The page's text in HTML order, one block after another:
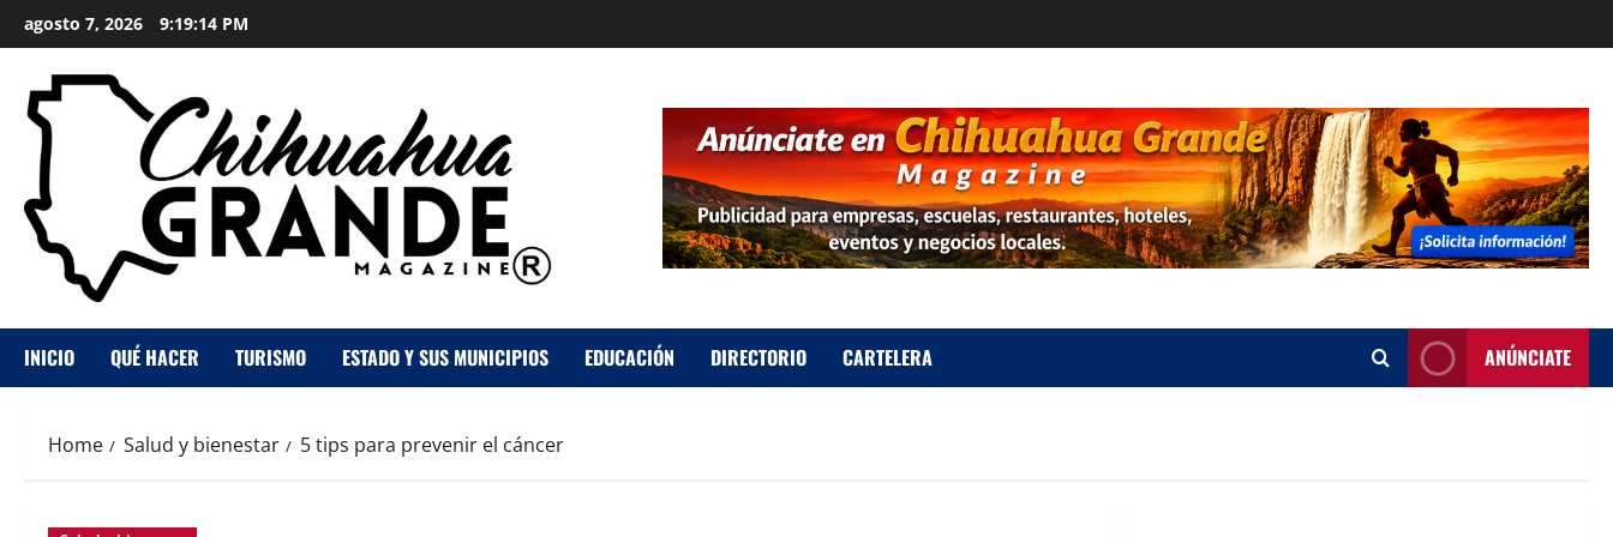
agosto 7, 2026 9:19:15 PM
INICIO QUÉ HACER TURISMO ESTADO Y SUS MUNICIPIOS EDUCACIÓN DIRECTORIO CARTELERA ANÚNCIATE
Home Salud y bienestar 5 tips para prevenir el cáncer